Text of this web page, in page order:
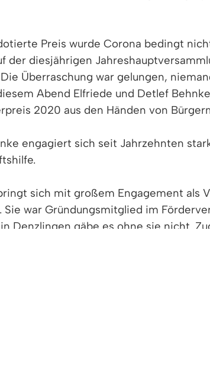
Preis wurde Corona bedingt
der diesjährigen
Überraschung war gelungen,
Abend Elfriede und Detlef
2020 aus den Händen von
engagiert sich seit Jahrzehnten
sich mit großem Engagement als
war Gründungsmitglied im
Denzlingen gäbe es ohne sie nicht.